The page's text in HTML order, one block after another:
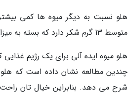
هلو نسبت به دیگر میوه ها کمی
متوسط 13 گرم شکر دارد که بسته به میزان پیشرفت دیابت می توانید از آن بهره ببرید.
هلو میوه ایده آلی برای یک رژیم
چندین مطالعه نشان داده است که
شرح می دهد. بنابراین خیال تان